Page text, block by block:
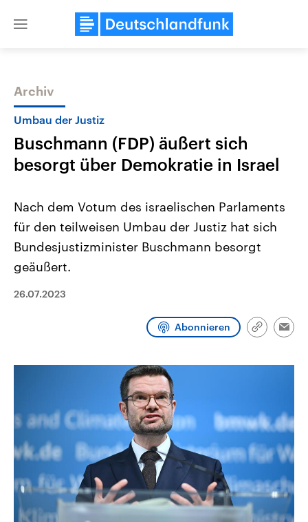
Close
Themen
Landtagswahl Sachsen-Anhalt
2026
Alle Informationen
Sachsen-Anhalt wählt am 6.
Landtag. Seit 2021 wird das
Wahlprogramme, aktuelle Berichte
Aktuelle Beiträge,
aktuelle Weltgeschehen.
Archiv
Umbau der Justiz
Buschmann (FDP) äußert sich
besorgt über Demokratie in Israel
Nach dem Votum des israelischen Parlaments
für den teilweisen Umbau der Justiz hat sich
Bundesjustizminister Buschmann besorgt
geäußert.
26.07.2023
Abonnieren
Link